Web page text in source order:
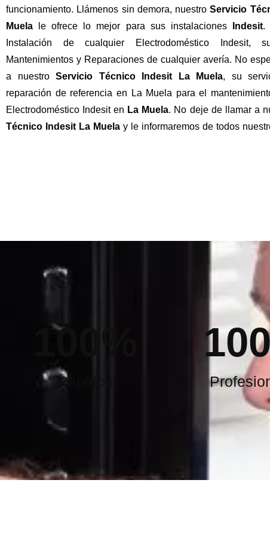
funcionamiento. Llámenos sin demora, nuestroServicio
Muela le ofrece lo mejor para sus instalaciones Indesit.
Instalación de cualquier Electrodoméstico Indesit,
Mantenimientos y Reparaciones de cualquier avería. No
a nuestro Servicio Técnico Indesit La Muela, su
reparación de referencia en La Muela para el
Electrodoméstico Indesit en La Muela. No deje de llamar a
Técnico Indesit La Muela y le informaremos de todos
Rápidos
100